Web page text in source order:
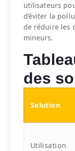
utilisateurs
d’éviter la
de réduire les
mineurs.
des
Solution
Utilisation